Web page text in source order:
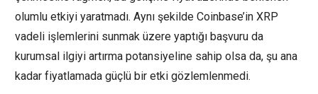
olumlu etkiyi yaratmadı. Aynı şekilde Coinbase’in XRP
vadeli işlemlerini sunmak üzere yaptığı başvuru da
kurumsal ilgiyi artırma potansiyeline sahip olsa da, şu ana
kadar fiyatlamada güçlü bir etki gözlemlenmedi.